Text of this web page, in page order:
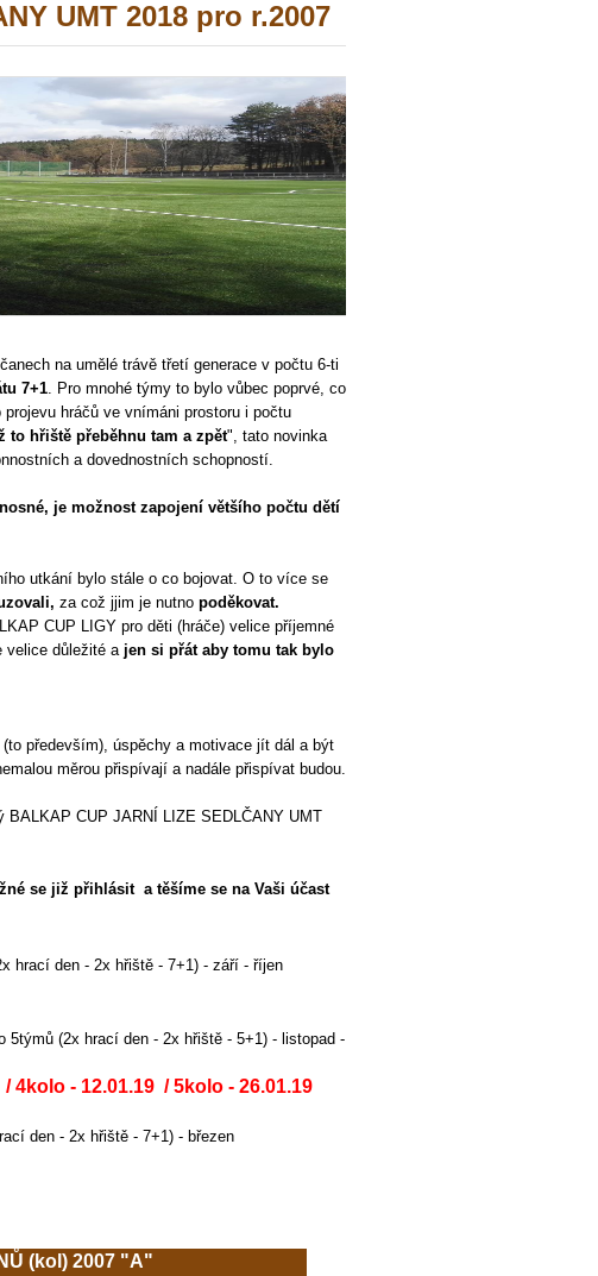
UMT 2018 pro r.2007
na umělé trávě třetí generace v počtu 6-ti
7+1. Pro mnohé týmy to bylo vůbec poprvé, co
hráčů ve vnímáni prostoru i počtu
to hřiště přeběhnu tam a zpět", tato novinka
a dovednostních schopností.
je možnost zapojení většího počtu dětí
utkání bylo stále o co bojovat. O to více se
za což jjim je nutno poděkovat.
CUP LIGY pro děti (hráče) velice příjemné
velice důležité a jen si přát aby tomu tak bylo
především), úspěchy a motivace jít dál a být
měrou přispívají a nadále přispívat budou.
CUP JARNÍ LIZE SEDLČANY UMT
se již přihlásit a těšíme se na Vaši účast
hrací den - 2x hřiště - 7+1) - září - říjen
5týmů (2x hrací den - 2x hřiště - 5+1) - listopad -
4kolo - 12.01.19 / 5kolo - 26.01.19
den - 2x hřiště - 7+1) - březen
(kol) 2007 "A"